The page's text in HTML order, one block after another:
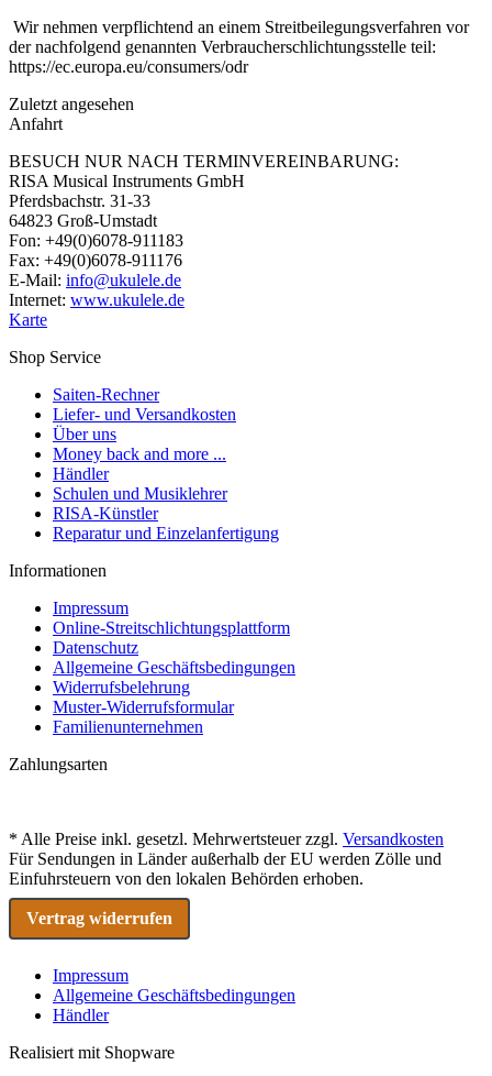
Wir nehmen verpflichtend an einem Streitbeilegungsverfahren vor
der nachfolgend genannten Verbraucherschlichtungsstelle teil:
https://ec.europa.eu/consumers/odr
Zuletzt angesehen
Anfahrt
BESUCH NUR NACH TERMINVEREINBARUNG:
RISA Musical Instruments GmbH
Pferdsbachstr. 31-33
64823 Groß-Umstadt
Fon: +49(0)6078-911183
Fax: +49(0)6078-911176
E-Mail: info@ukulele.de
Internet: www.ukulele.de
Karte
Shop Service
Saiten-Rechner
Liefer- und Versandkosten
Über uns
Money back and more ...
Händler
Schulen und Musiklehrer
RISA-Künstler
Reparatur und Einzelanfertigung
Informationen
Impressum
Online-Streitschlichtungsplattform
Datenschutz
Allgemeine Geschäftsbedingungen
Widerrufsbelehrung
Muster-Widerrufsformular
Familienunternehmen
Zahlungsarten
* Alle Preise inkl. gesetzl. Mehrwertsteuer zzgl. Versandkosten
Für Sendungen in Länder außerhalb der EU werden Zölle und
Einfuhrsteuern von den lokalen Behörden erhoben.
Vertrag widerrufen
Impressum
Allgemeine Geschäftsbedingungen
Händler
Realisiert mit Shopware